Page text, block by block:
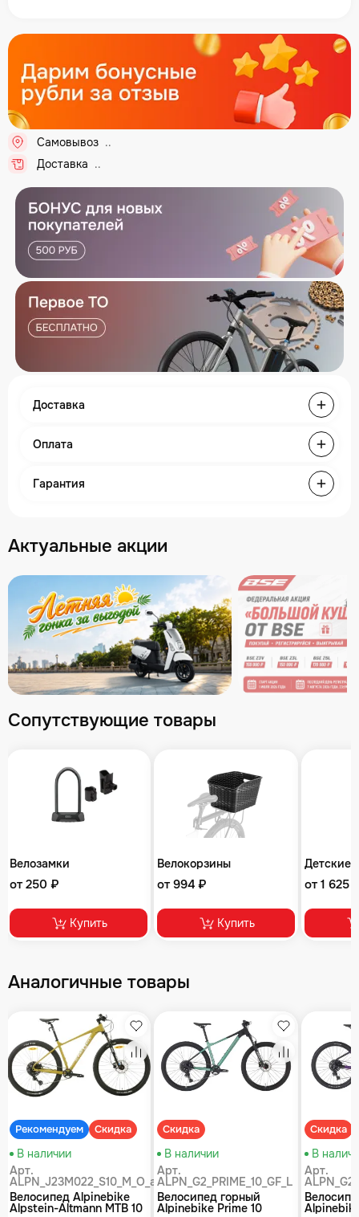
Самовывоз ...
Доставка ...
Доставка
Оплата
Гарантия
Актуальные акции
Сопутствующие товары
Велозамки
от 250 ₽
Купить
Велокорзины
от 994 ₽
Купить
Детские
от 1 625
Аналогичные товары
Рекомендуем Скидка
Избранное
Сравнение
В наличии
Арт.
ALPN_J23M022_S10_M_O_air
Велосипед Alpinebike
Alpstein-Altmann MTB 10
Скидка
Избранное
Сравнение
В наличии
Арт.
ALPN_G2_PRIME_10_GF_L
Велосипед горный
Alpinebike Prime 10
Скидка
В
Арт.